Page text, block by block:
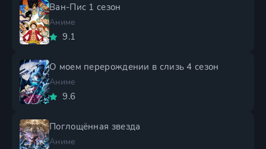
Ван-Пис 1 сезон
Аниме
9.1
О моем перерождении в слизь 4 сезон
Аниме
9.6
Поглощённая звезда
Аниме